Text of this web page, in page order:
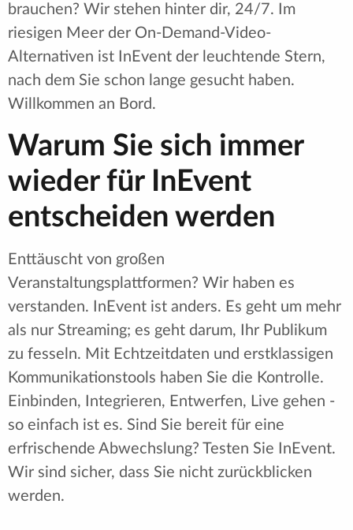
Warum Sie sich immer
wieder für InEvent
entscheiden werden
Enttäuscht von großen
Veranstaltungsplattformen? Wir haben es
verstanden. InEvent ist anders. Es geht um mehr
als nur Streaming; es geht darum, Ihr Publikum
zu fesseln. Mit Echtzeitdaten und erstklassigen
Kommunikationstools haben Sie die Kontrolle.
Einbinden, Integrieren, Entwerfen, Live gehen -
so einfach ist es. Sind Sie bereit für eine
erfrischende Abwechslung? Testen Sie InEvent.
Wir sind sicher, dass Sie nicht zurückblicken
werden.
brauchen? Wir stehen hinter dir, 24/7. Im
riesigen Meer der On-Demand-Video-
Alternativen ist InEvent der leuchtende Stern,
nach dem Sie schon lange gesucht haben.
Willkommen an Bord.